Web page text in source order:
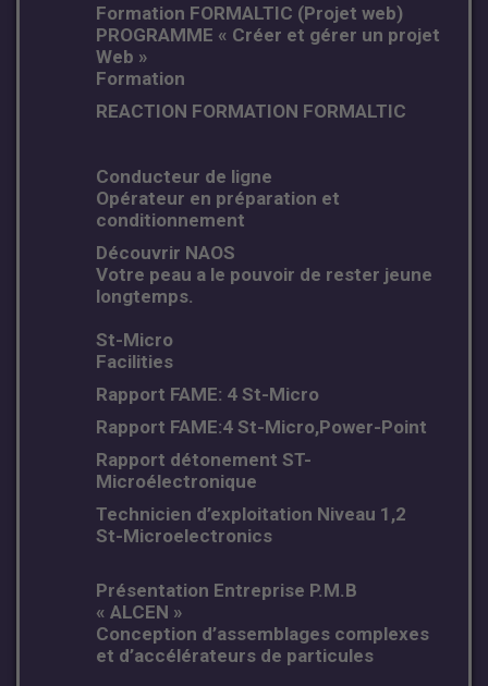
Formation FORMALTIC (Projet web)
PROGRAMME « Créer et gérer un projet
Web »
Formation
REACTION FORMATION FORMALTIC
Conducteur de ligne
Opérateur en préparation et
conditionnement
Découvrir NAOS
Votre peau a le pouvoir de rester jeune
longtemps.
St-Micro
Facilities
Rapport FAME: 4 St-Micro
Rapport FAME:4 St-Micro,Power-Point
Rapport détonement ST-
Microélectronique
Technicien d’exploitation Niveau 1,2
St-Microelectronics
Présentation Entreprise P.M.B
« ALCEN »
Conception d’assemblages complexes
et d’accélérateurs de particules